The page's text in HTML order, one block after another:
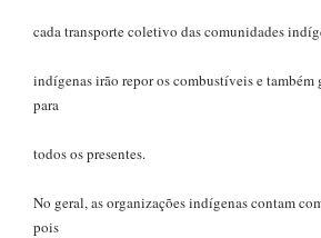
cada transporte coletivo das comunidades
indígenas irão repor os combustíveis e também
para
todos os presentes.
No geral, as organizações indígenas contam
pois